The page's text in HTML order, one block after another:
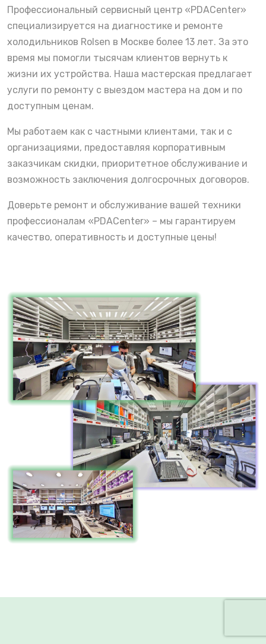
Профессиональный сервисный центр «PDACenter»
специализируется на диагностике и ремонте
холодильников Rolsen в Москве более 13 лет. За это
время мы помогли тысячам клиентов вернуть к
жизни их устройства. Наша мастерская предлагает
услуги по ремонту с выездом мастера на дом и по
доступным ценам.
Мы работаем как с частными клиентами, так и с
организациями, предоставляя корпоративным
заказчикам скидки, приоритетное обслуживание и
возможность заключения долгосрочных договоров.
Доверьте ремонт и обслуживание вашей техники
профессионалам «PDACenter» – мы гарантируем
качество, оперативность и доступные цены!